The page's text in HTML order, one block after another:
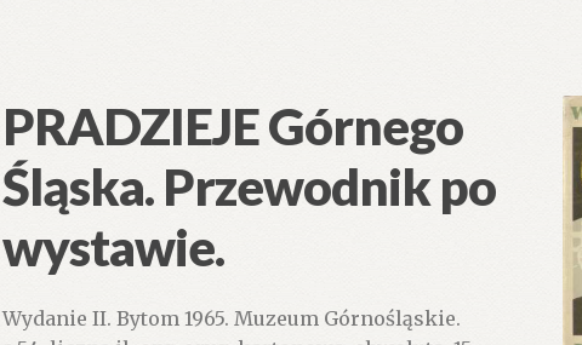
PRADZIEJE Górnego
Śląska. Przewodnik po
wystawie.
Wydanie II. Bytom 1965. Muzeum Górnośląskie.